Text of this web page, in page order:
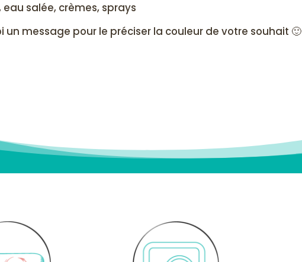
salée, crèmes, sprays
message pour le préciser la couleur de votre souhait 🙂